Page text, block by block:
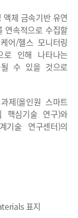
체 금속기반 유연
연속적으로 수집할
어/헬스 모니터링
로 인해 나타나는
수 있을 것으로
제(올인원 스마트
핵심기술 연구)와
기술 연구센터)의
표지